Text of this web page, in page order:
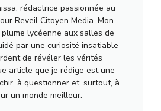
rédactrice passionnée au
Reveil Citoyen Media. Mon
lycéenne aux salles de
par une curiosité insatiable
de révéler les vérités
article que je rédige est une
à questionner et, surtout, à
un monde meilleur.